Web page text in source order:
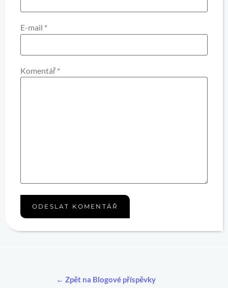
E-mail *
Komentář*
← Zpět na Blogové příspěvky